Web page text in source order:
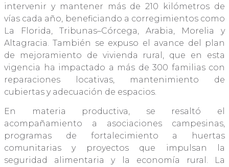
intervenir y mantener más de 210 kilómetros de
vías cada año, beneficiando a corregimientos como
La Florida, Tribunas–Córcega, Arabia, Morelia y
Altagracia. También se expuso el avance del plan
de mejoramiento de vivienda rural, que en esta
vigencia ha impactado a más de 300 familias con
reparaciones locativas, mantenimiento de
cubiertas y adecuación de espacios.
En materia productiva, se resaltó el
acompañamiento a asociaciones campesinas,
programas de fortalecimiento a huertas
comunitarias y proyectos que impulsan la
seguridad alimentaria y la economía rural. La